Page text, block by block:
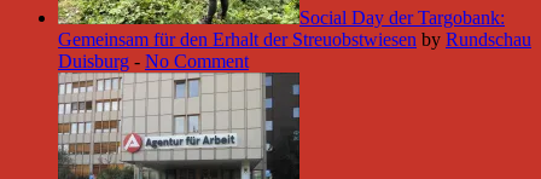
Social Day der Targobank:
Gemeinsam für den Erhalt der Streuobstwiesen by Rundschau
Duisburg - No Comment